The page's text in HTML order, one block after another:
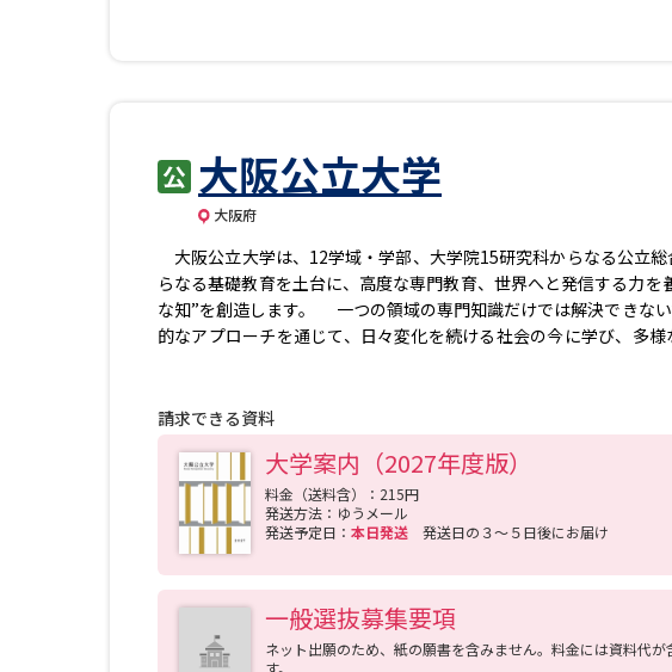
大阪公立大学
大阪府
大阪公立大学は、12学域・学部、大学院15研究科からなる公立
らなる基礎教育を土台に、高度な専門教育、世界へと発信する力
な知”を創造します。 一つの領域の専門知識だけでは解決できな
的なアプローチを通じて、日々変化を続ける社会の今に学び、多
できる大学を目指しています。 2025年9月には、良好な交通ア
請求できる資料
大学案内（2027年度版）
料金（送料含）：215円
発送方法：ゆうメール
発送予定日： 本日発送 発送日の３～５日後にお届け
一般選抜募集要項
ネット出願のため、紙の願書を含みません。料金には資料代が
す。